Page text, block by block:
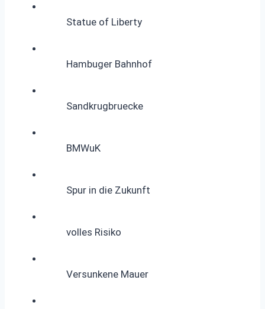
Statue of Liberty
Hambuger Bahnhof
Sandkrugbruecke
BMWuK
Spur in die Zukunft
volles Risiko
Versunkene Mauer